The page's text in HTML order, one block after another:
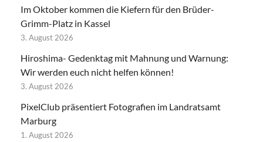
Im Oktober kommen die Kiefern für den Brüder-
Grimm-Platz in Kassel
3. August 2026
Hiroshima- Gedenktag mit Mahnung und Warnung:
Wir werden euch nicht helfen können!
3. August 2026
PixelClub präsentiert Fotografien im Landratsamt
Marburg
1. August 2026